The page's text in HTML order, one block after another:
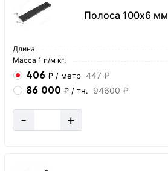
Полоса 100х6 мм
Длина
Масса 1 п/м кг.
406 ₽ / метр 447 ₽
86 000 ₽ / тн. 94600 ₽
- +